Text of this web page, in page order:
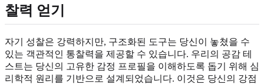
찰력 얻기
자기 성찰은 강력하지만, 구조화된 도구는 당신이 놓쳤을 수
있는 객관적인 통찰력을 제공할 수 있습니다. 우리의 공감 테
스트는 당신의 고유한 감정 프로필을 이해하도록 돕기 위해 심
리학적 원리를 기반으로 설계되었습니다. 이것은 당신의 강점